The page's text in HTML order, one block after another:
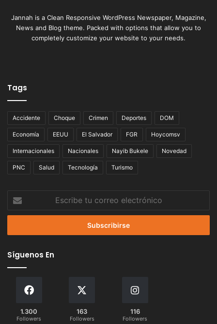
Jannah is a Clean Responsive WordPress Newspaper, Magazine,
News and Blog theme. Packed with options that allow you to
completely customize your website to your needs.
Tags
Accidente Choque Crimen Deportes DOM
Economía EEUU El Salvador FGR Hoycomsv
Internacionales Nacionales Nayib Bukele Novedad
PNC Salud Tecnología Turismo
tu
correo
Síguenos En
1.300
Followers
163
Followers
116
Followers